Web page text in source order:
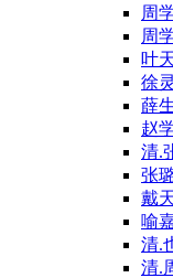
周
周
叶
徐
薛
赵
清.
张
戴
喻
清.
清.